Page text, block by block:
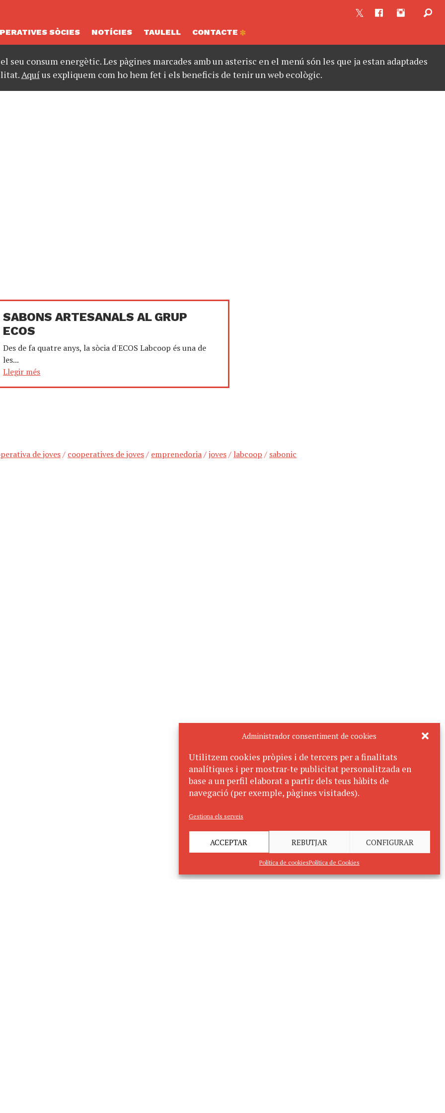
Administrador consentiment de cookies
Utilitzem cookies pròpies i de tercers per a finalitats
analítiques i per mostrar-te publicitat personalitzada en
base a un perfil elaborat a partir dels teus hàbits de
navegació (per exemple, pàgines visitades).
Gestiona els serveis
ACCEPTAR REBUTJAR CONFIGURAR
Política de cookiesPolítica de Cookies
SÒCIES NOTÍCIES TAULELL CONTACTE
consum energètic. Les pàgines marcades amb un asterisc en el menú són les que ja estan adaptades
Aquíus expliquem com ho hem fet i els beneficis de tenir un web ecològic.
SABONS ARTESANALS AL GRUP
ECOS
Des de fa quatre anys, la sòcia d'ECOS Labcoop és una de
les...
Llegir més
de joves/ cooperatives de joves/ emprenedoria/joves/ labcoop / sabonic